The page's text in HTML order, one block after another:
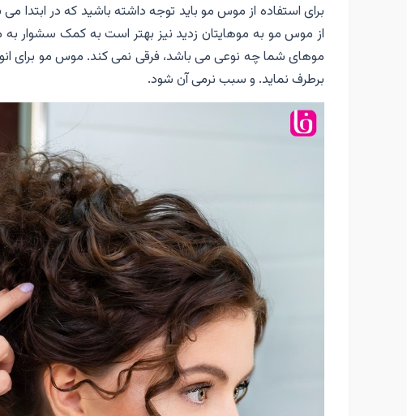
برای استفاده از موس مو باید توجه داشته باشید که در ابتدا
از موس مو به موهایتان زدید نیز بهتر است به کمک سشوار به
موهای شما چه نوعی می باشد، فرقی نمی کند. موس مو برای
برطرف نماید. و سبب نرمی آن شود.